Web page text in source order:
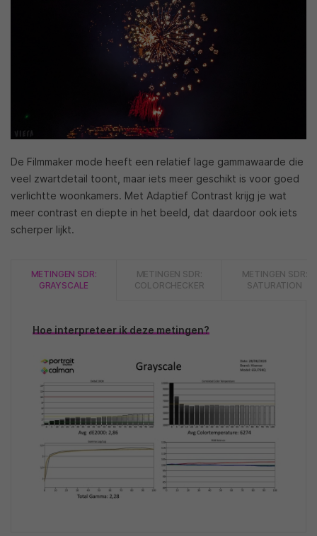
De Filmmaker mode heeft een relatief lage gammawaarde die
veel zwartdetail toont, maar iets meer geschikt is voor goed
verlichtte woonkamers. Met Adaptief Contrast krijg je wat
meer contrast en diepte in het beeld, dat daardoor ook iets
scherper lijkt.
METINGEN SDR:
GRAYSCALE
METINGEN SDR:
COLORCHECKER
METINGEN SDR:
SATURATION
Hoe interpreteer ik deze metingen?